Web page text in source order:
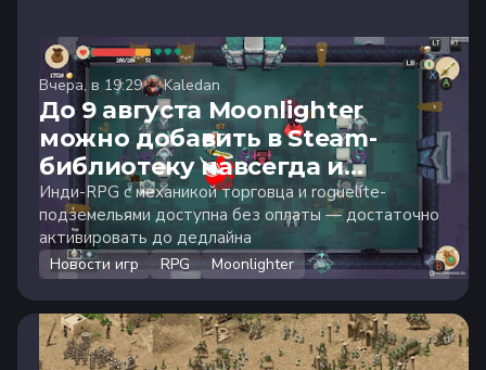
Вчера, в 19:29 Kaledan
До 9 августа Moonlighter
можно добавить в Steam-
библиотеку навсегда и
бесплатно
Инди-RPG с механикой торговца и roguelite-
подземельями доступна без оплаты — достаточно
активировать до дедлайна
Новости игр RPG Moonlighter